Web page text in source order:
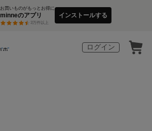
お買いものがもっとお得に
minneのアプリ
3万件以上
インストールする
ログイン